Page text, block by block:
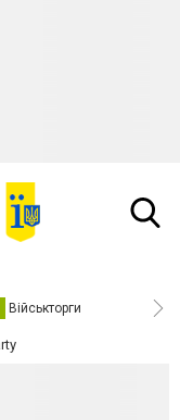
Військторги